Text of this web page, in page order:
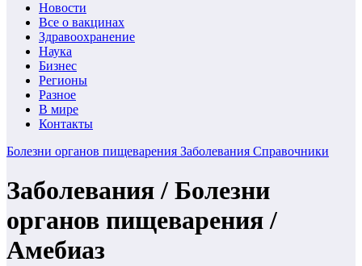
Новости
Все о вакцинах
Здравоохранение
Наука
Бизнес
Регионы
Разное
В мире
Контакты
Болезни органов пищеварения Заболевания Справочники
Заболевания / Болезни
органов пищеварения /
Амебиаз